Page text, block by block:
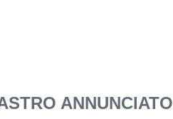
ANNUNCIATO